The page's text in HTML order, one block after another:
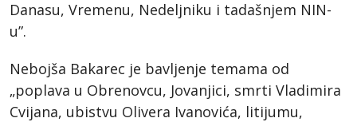
Danasu, Vremenu, Nedeljniku i tadašnjem NIN-
u”.
Nebojša Bakarec je bavljenje temama od
„poplava u Obrenovcu, Jovanjici, smrti Vladimira
Cvijana, ubistvu Olivera Ivanovića, litijumu,